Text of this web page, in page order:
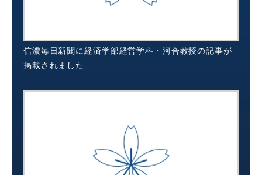
信濃毎日新聞に経済学部経営学科・河合教授の記事が
掲載されました